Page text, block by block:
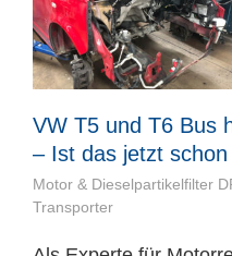
VW T5 und T6 Bus
– Ist das jetzt
Motor & Dieselpartikelfilter
Transporter